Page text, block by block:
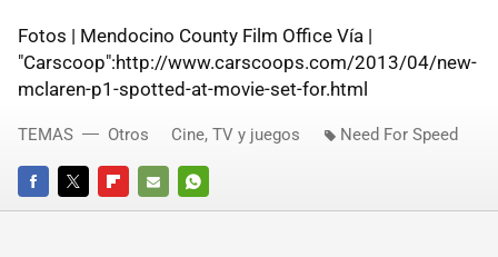
Fotos | Mendocino County Film Office Vía |
"Carscoop":http://www.carscoops.com/2013/04/new-
mclaren-p1-spotted-at-movie-set-for.html
FACEBOOKTWITTERFLIPBOARD
E-
WHATSAPP
TEMAS Otros Cine, TV y juegos Need For Speed